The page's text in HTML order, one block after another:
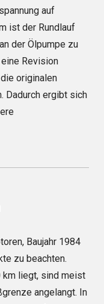
auf
ist der Rundlauf
der Ölpumpe zu
Revision
originalen
Dadurch ergibt sich
Baujahr 1984
zu beachten.
km liegt, sind meist
angelangt. In